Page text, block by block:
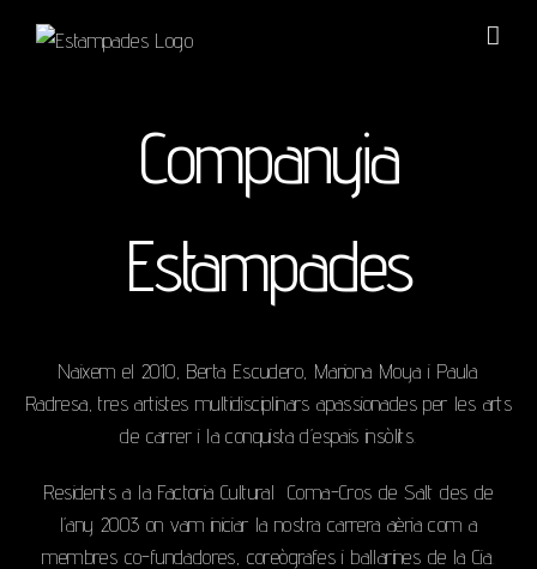
Companyia
Estampades
Naixem el 2010, Berta Escudero, Mariona Moya i Paula
Radresa, tres artistes multidisciplinars apassionades per les arts
de carrer i la conquista d’espais insòlits.
Residents a la Factoria Cultural Coma-Cros de Salt des de
l’any 2003 on vam iniciar la nostra carrera aèria com a
membres co-fundadores, coreògrafes i ballarines de la Cia.